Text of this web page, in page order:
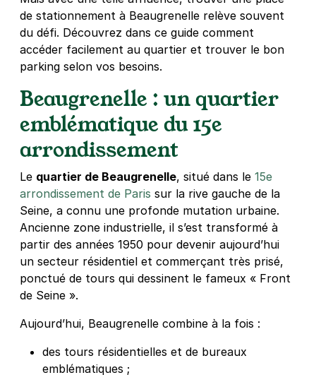
70 rue Saint Charles
75015Paris
4,3(196 avis)
3,50 €/heure,32 €/jour, 88 €/semaine (tarifs dégressifs)
+ Abonnements disponibles
Paris - Grenelle - Charles Michels
75015Paris
4,4(419 avis)
3,50 €/heure,32 €/jour,88 €/semaine(tarifs dégressifs)
Réserver
+ Abonnements disponibles
de stationnement à Beaugrenelle relève souvent
du défi. Découvrez dans ce guide comment
accéder facilement au quartier et trouver le bon
parking selon vos besoins.
Beaugrenelle : un quartier
emblématique du 15e
arrondissement
Le quartier de Beaugrenelle, situé dans le 15e
arrondissement de Paris sur la rive gauche de la
Seine, a connu une profonde mutation urbaine.
Ancienne zone industrielle, il s’est transformé à
partir des années 1950 pour devenir aujourd’hui
un secteur résidentiel et commerçant très prisé,
ponctué de tours qui dessinent le fameux « Front
de Seine ».
Aujourd’hui, Beaugrenelle combine à la fois :
des tours résidentielles et de bureaux
emblématiques ;